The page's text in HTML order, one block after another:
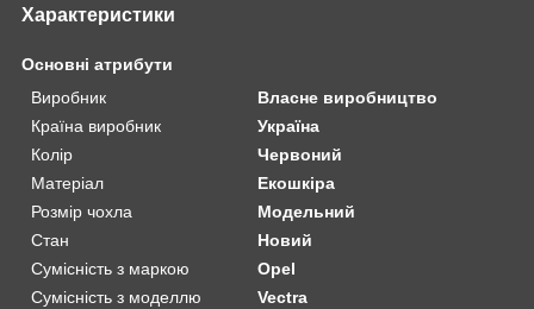
Характеристики
Основні атрибути
Виробник
Власне виробництво
Країна виробник
Україна
Колір
Червоний
Матеріал
Екошкіра
Розмір чохла
Модельний
Стан
Новий
Сумісність з маркою
Opel
Сумісність з моделлю
Vectra